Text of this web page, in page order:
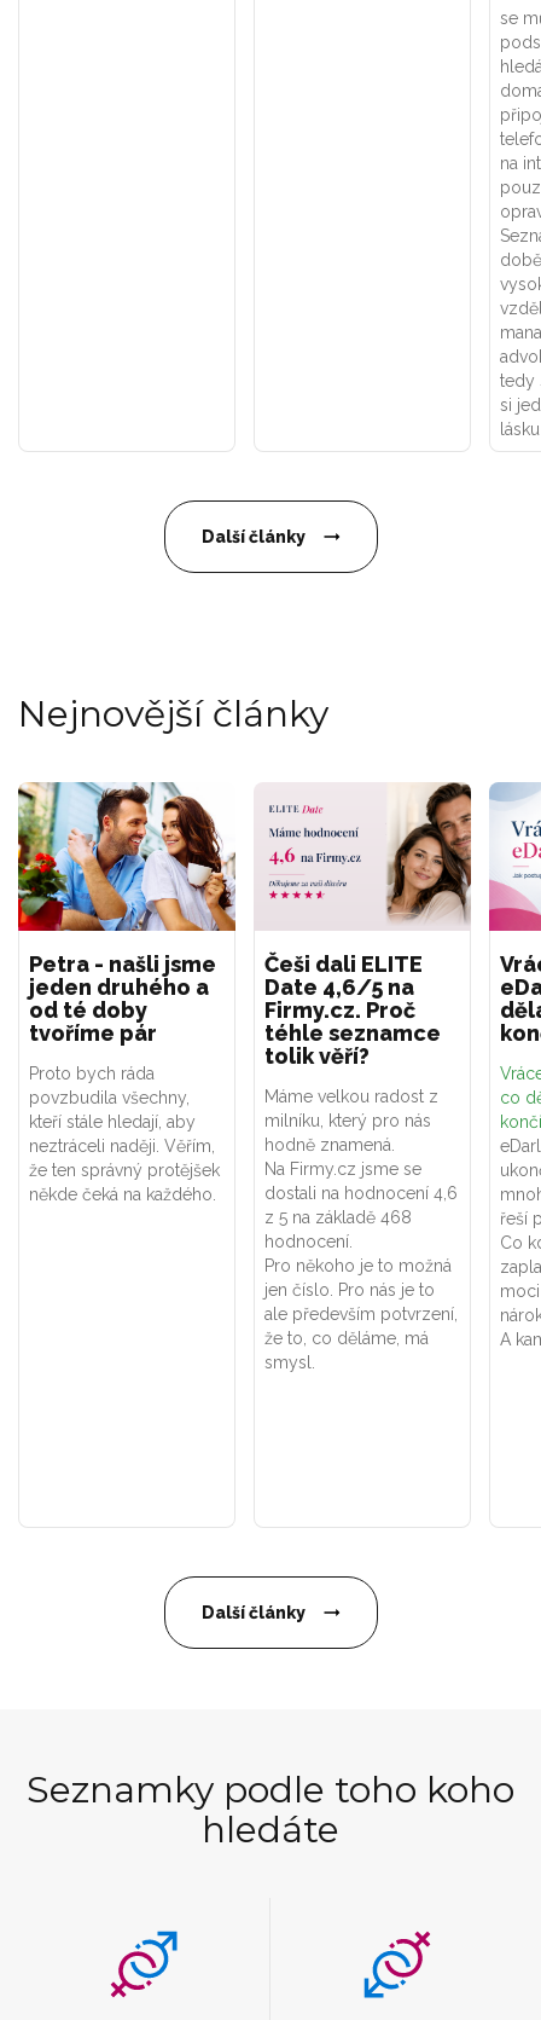
se
na
tedy
si
Další články
Nejnovější články
Petra - našli jsme
jeden druhého a
od té doby
tvoříme pár
Proto bych ráda
povzbudila všechny,
kteří stále hledají, aby
neztráceli naději. Věřím,
že ten správný protějšek
někde čeká na každého.
Češi dali ELITE
Date 4,6/5 na
Firmy.cz. Proč
téhle seznamce
tolik věří?
Máme velkou radost z
milníku, který pro nás
hodně znamená.
Na Firmy.cz jsme se
dostali na hodnocení 4,6
z 5 na základě 468
hodnocení.
Pro někoho je to možná
jen číslo. Pro nás je to
ale především potvrzení,
že to, co děláme, má
smysl.
co
řeší
Co
A
Další články
Seznamky podle toho koho
hledáte